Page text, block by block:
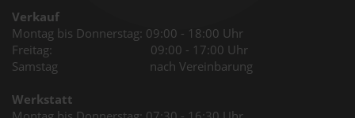
Verkauf
Montag bis Donnerstag: 09:00 - 18:00 Uhr
Freitag: 09:00 - 17:00 Uhr
Samstag nach Vereinbarung
Werkstatt